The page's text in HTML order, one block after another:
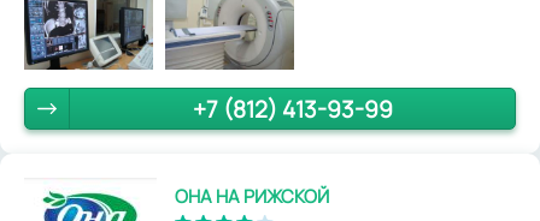
+7 (812) 413-93-99
ОНА НА РИЖСКОЙ